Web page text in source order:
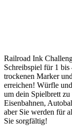
Railroad Ink
Schreibspiel für 1 bis
trockenen Marker
erreichen! Würfle
um dein Spielbrett
Eisenbahnen,
aber Sie werden für
Sie sorgfältig!